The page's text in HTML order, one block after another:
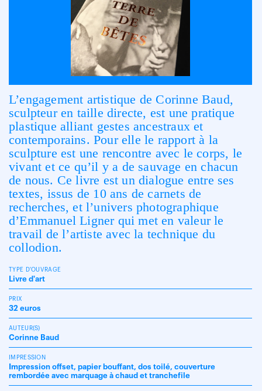
L’engagement artistique de Corinne Baud,
sculpteur en taille directe, est une pratique
plastique alliant gestes ancestraux et
contemporains. Pour elle le rapport à la
sculpture est une rencontre avec le corps, le
vivant et ce qu’il y a de sauvage en chacun
de nous. Ce livre est un dialogue entre ses
textes, issus de 10 ans de carnets de
recherches, et l’univers photographique
d’Emmanuel Ligner qui met en valeur le
travail de l’artiste avec la technique du
collodion.
TYPE D'OUVRAGE
Livre d'art
PRIX
32 euros
AUTEUR(S)
Corinne Baud
IMPRESSION
Impression offset, papier bouffant, dos toilé, couverture
rembordée avec marquage à chaud et tranchefile